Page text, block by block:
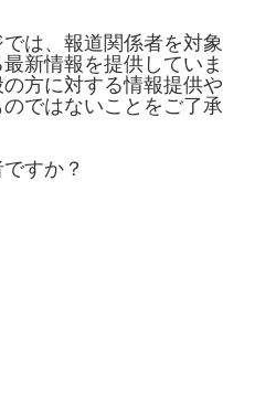
半期の業績を発表
31日を期末とする第1四半期
発売
お知らせいたします。
は、報道関係者を対象
新情報を提供していま
方に対する情報提供や
ではないことをご了承
すか？